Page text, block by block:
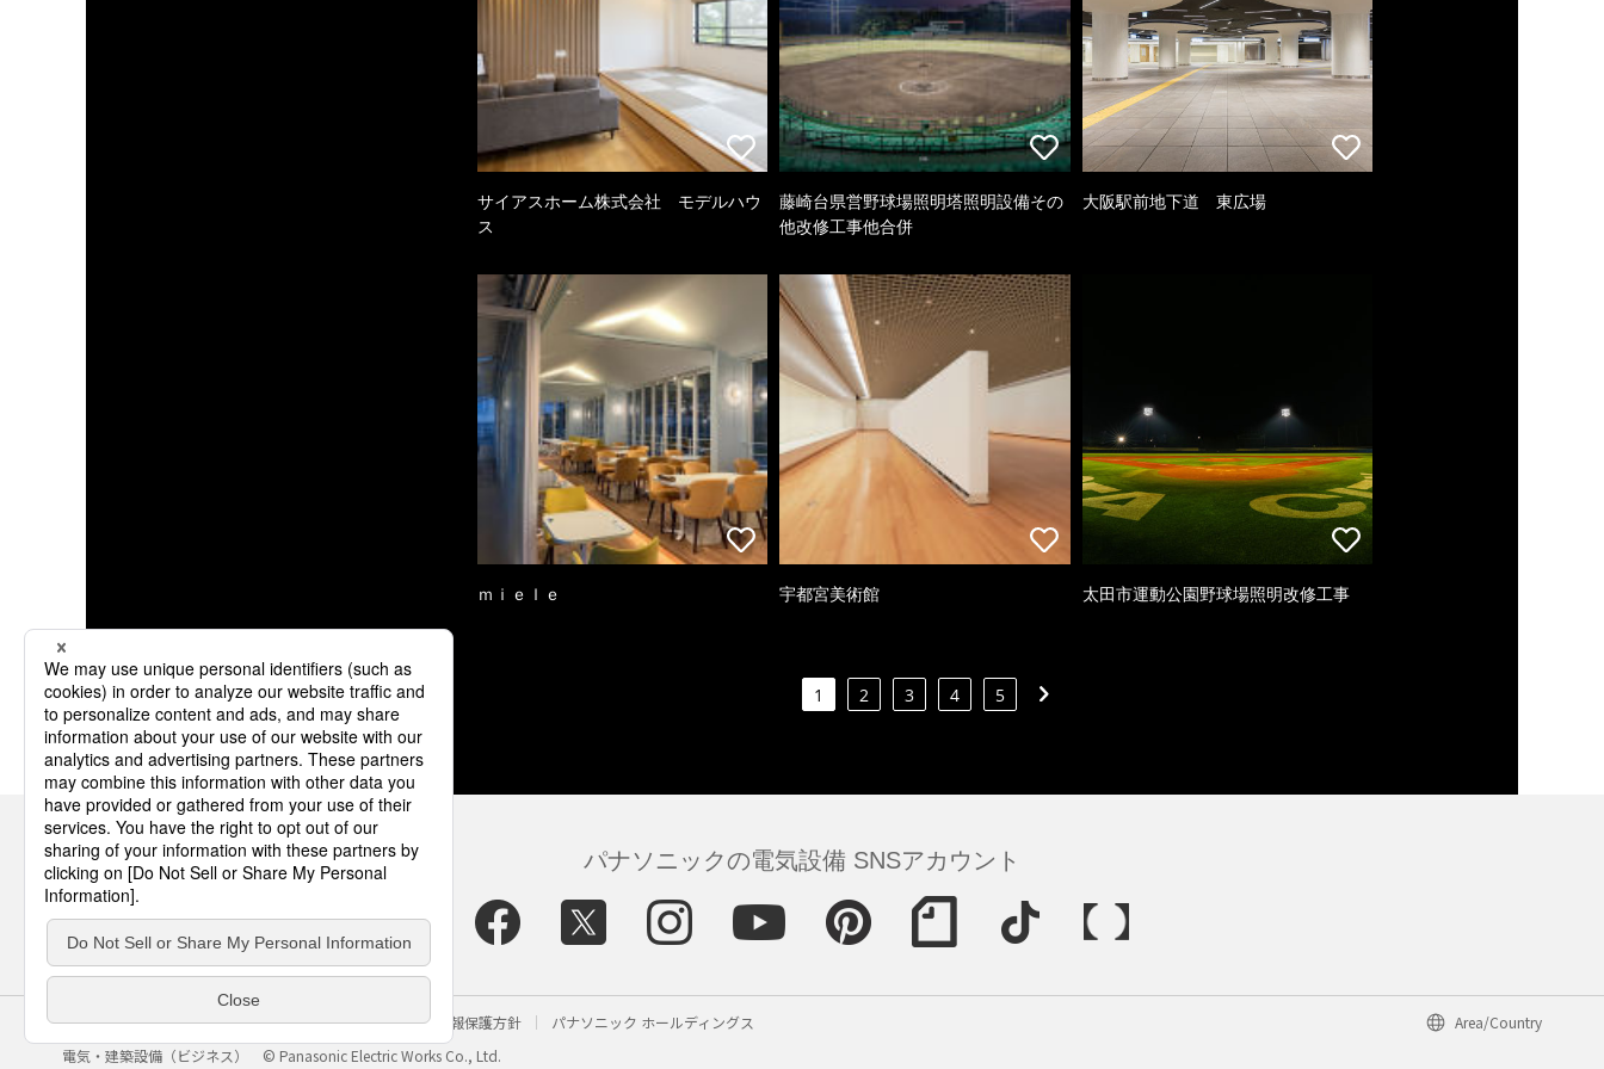
サイアスホーム株式会社 モデルハウ
ス
藤崎台県営野球場照明塔照明設備その
他改修工事他合併
大阪駅前地下道 東広場
ｍｉｅｌｅ 宇都宮美術館 太田市運動公園野球場照明改修工事
1 2 3 4 5
パナソニックの電気設備 SNSアカウント
サイトのご利用にあたって クッキーポリシー 個人情報保護方針 パナソニック ホールディングス
Area/Country
電気・建築設備（ビジネス）
© Panasonic Electric Works Co., Ltd.